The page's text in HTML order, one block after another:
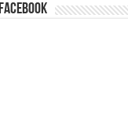
Facebook